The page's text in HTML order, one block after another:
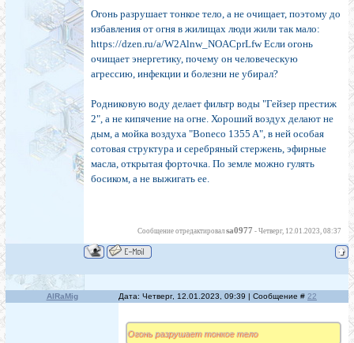
Огонь разрушает тонкое тело, а не очищает, поэтому до
избавления от огня в жилищах люди жили так мало:
https://dzen.ru/a/W2Alnw_NOACprLfw Если огонь
очищает энергетику, почему он человеческую
агрессию, инфекции и болезни не убирал?
Родниковую воду делает фильтр воды "Гейзер престиж
2", а не кипячение на огне. Хороший воздух делают не
дым, а мойка воздуха "Boneco 1355 A", в ней особая
сотовая структура и серебряный стержень, эфирные
масла, открытая форточка. По земле можно гулять
босиком, а не выжигать ее.
Сообщение отредактировал sa0977 - Четверг, 12.01.2023, 08:37
AlRaMig Дата: Четверг, 12.01.2023, 09:39 | Сообщение # 22
Огонь разрушает тонкое тело